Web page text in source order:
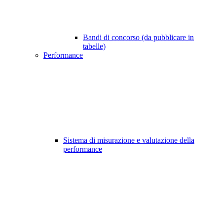
Bandi di concorso (da pubblicare in
tabelle)
Performance
Sistema di misurazione e valutazione della
performance